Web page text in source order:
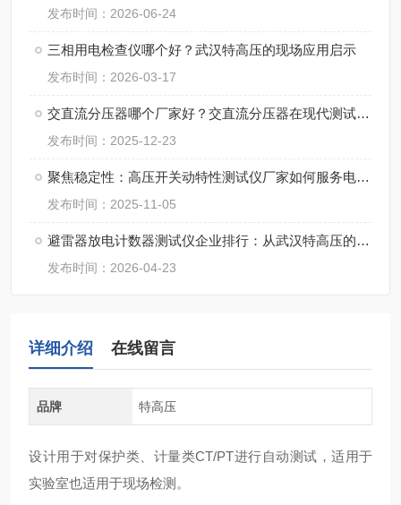
发布时间：2026-06-24
三相用电检查仪哪个好？武汉特高压的现场应用启示
发布时间：2026-03-17
交直流分压器哪个厂家好？交直流分压器在现代测试中的角色
发布时间：2025-12-23
聚焦稳定性：高压开关动特性测试仪厂家如何服务电力系统？
发布时间：2025-11-05
避雷器放电计数器测试仪企业排行：从武汉特高压的产品优势看行业趋势
发布时间：2026-04-23
详细介绍 在线留言
品牌 特高压
设计用于对保护类、计量类CT/PT进行自动测试，适用于
实验室也适用于现场检测。